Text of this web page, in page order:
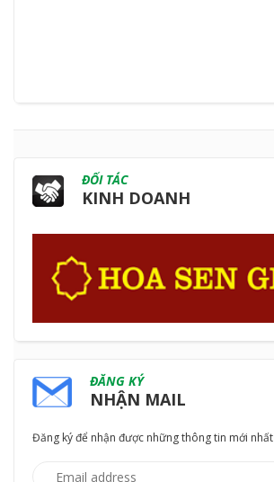
ĐỐI TÁC
KINH DOANH
ĐĂNG KÝ
NHẬN MAIL
Đăng ký để nhận được những thông tin mới nhất